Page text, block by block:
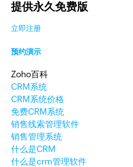
提供永久免费版
立即注册
预约演示
Zoho百科
CRM系统
CRM系统价格
免费CRM系统
销售线索管理软件
销售管理系统
什么是CRM
什么是crm管理软件